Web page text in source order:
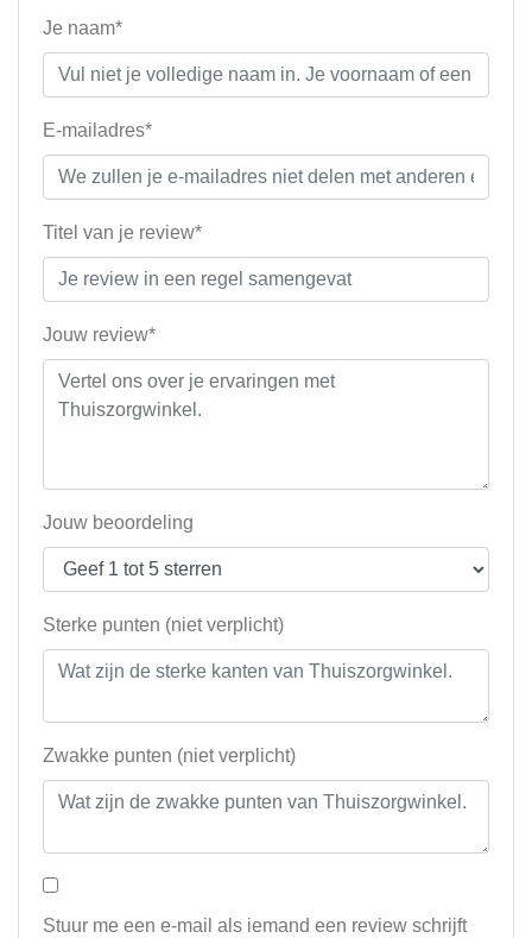
Je naam*
E-mailadres*
Titel van je review*
Jouw review*
Jouw beoordeling
Sterke punten (niet verplicht)
Zwakke punten (niet verplicht)
Stuur me een e-mail als iemand een review schrijft